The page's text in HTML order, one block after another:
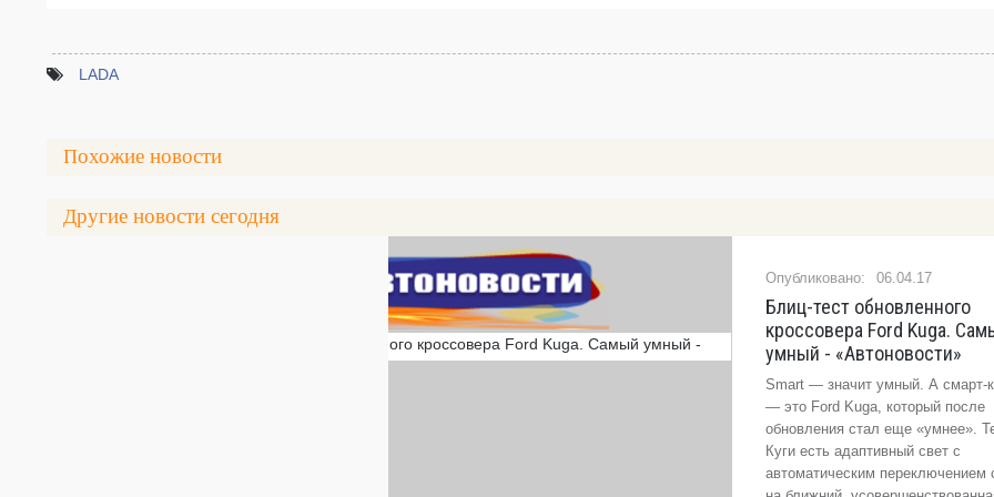
LADA
Похожие новости
Другие новости сегодня
06.04.17
Блиц-тест обновленного
кроссовера Ford Kuga.
умный - «Автоновости»
Smart — значит умный. А смарт-
— это Ford Kuga, который после
обновления стал еще «умнее».
Куги есть адаптивный свет с
автоматическим переключением